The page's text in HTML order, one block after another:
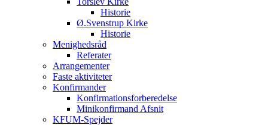
Historie
Ø.Svenstrup Kirke
Historie
Menighedsråd
Referater
Arrangementer
Faste aktiviteter
Konfirmander
Konfirmationsforberedelse
Minikonfirmand Afsnit
KFUM-Spejder